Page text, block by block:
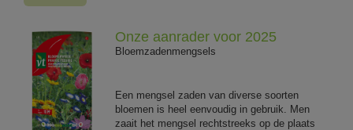
Onze aanrader voor 2025
Bloemzadenmengsels
Een mengsel zaden van diverse soorten
bloemen is heel eenvoudig in gebruik. Men
zaait het mengsel rechtstreeks op de plaats